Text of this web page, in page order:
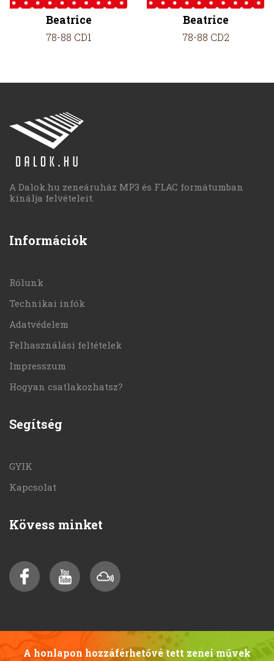
Beatrice
78-88 CD1
Beatrice
78-88 CD2
A Dalok.hu zeneáruház MP3 és FLAC formátumban
kínálja felvételeit.
Információk
Rólunk
Technikai infók
Adatvédelem
Felhasználási feltételek
Impresszum
Hogyan csatlakozhatsz?
Segítség
GYIK
Kapcsolat
Kövess minket
A honlapon hozzáférhetővé tett zenei művek